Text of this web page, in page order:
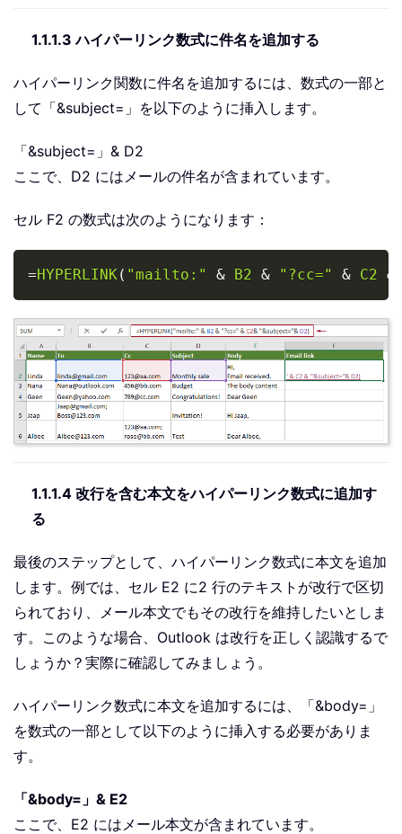
1.1.1.3 ハイパーリンク数式に件名を追加する
ハイパーリンク関数に件名を追加するには、数式の一部と
して「&subject=」を以下のように挿入します。
「&subject=」& D2
ここで、D2 にはメールの件名が含まれています。
セル F2 の数式は次のようになります：
=HYPERLINK( "mailto:" & B2 & "?cc=" & C2 &
Copy
1.1.1.4 改行を含む本文をハイパーリンク数式に追加す
る
最後のステップとして、ハイパーリンク数式に本文を追加
します。例では、セル E2 に2 行のテキストが改行で区切
られており、メール本文でもその改行を維持したいとしま
す。このような場合、Outlook は改行を正しく認識するで
しょうか？実際に確認してみましょう。
ハイパーリンク数式に本文を追加するには、「&body=」
を数式の一部として以下のように挿入する必要がありま
す。
「&body=」& E2
ここで、E2 にはメール本文が含まれています。